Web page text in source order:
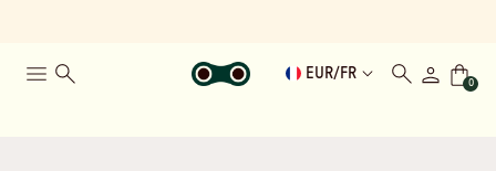
EUR/ FR
0